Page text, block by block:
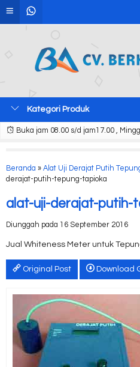
Kategori Produk
Buka jam 08.00 s/d jam17.00 ,
Beranda » Alat Uji Derajat Putih
derajat-putih-tepung-tapioka
alat-uji-derajat-putih-
Diunggah pada 16 September 2016
Jual Whiteness Meter untuk
Original Post Download